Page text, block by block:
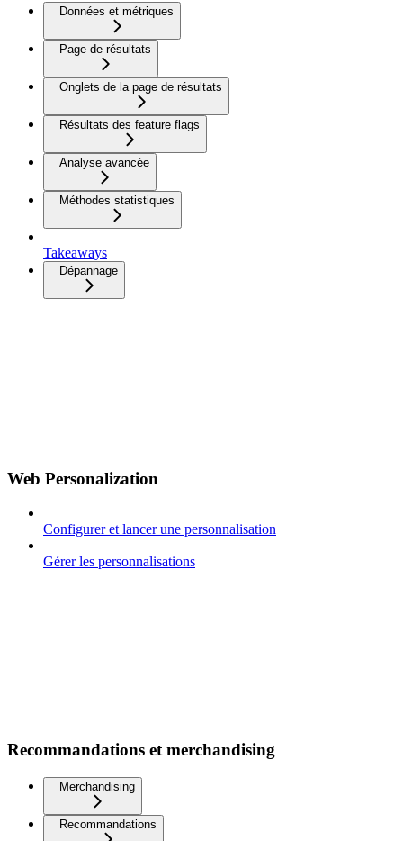
Données et métriques
Page de résultats
Onglets de la page de résultats
Résultats des feature flags
Analyse avancée
Méthodes statistiques
Takeaways
Dépannage
Web Personalization
Configurer et lancer une personnalisation
Gérer les personnalisations
Recommandations et merchandising
Merchandising
Recommandations